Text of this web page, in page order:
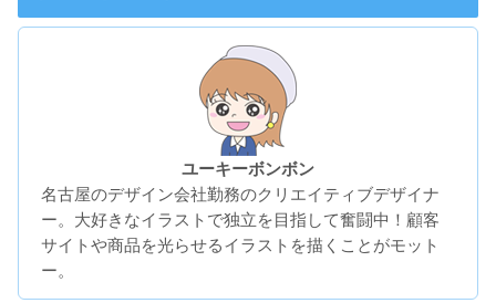
ユーキーボンボン
名古屋のデザイン会社勤務のクリエイティブデザイナ
ー。大好きなイラストで独立を目指して奮闘中！顧客
サイトや商品を光らせるイラストを描くことがモット
ー。